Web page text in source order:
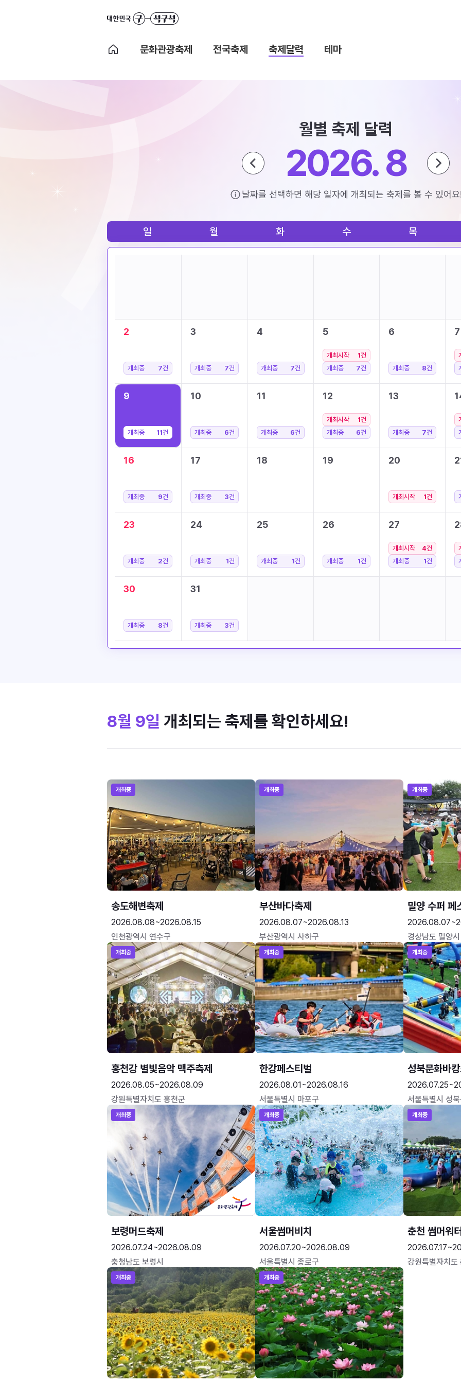
문화관광축제 전국축제 축제달력 테마
월별 축제 달력
2026. 8
날짜를 선택하면 해당 일자에 개최되는 축제를 볼 수 있어
일 월 화 수 목
2
개최중 7건
3
개최중 7건
4
개최중 7건
5
개최시작 1건
개최중
7건
6
개최중 8건
7
9
개최중 11건
10
개최중 6건
11
개최중 6건
12
개최시작 1건
개최중
6건
13
개최중 7건
16
개최중 9건
17
개최중 3건
18 19 20
개최시작 1건
23
개최중 2건
24
개최중 1건
25
개최중 1건
26
개최중 1건
27
개최시작 4건
개최중
1건
30
개최중 8건
31
개최중 3건
8월 9일 개최되는 축제를 확인하세요!
개최중
송도해변축제
2026.08.08~2026.08.15
인천광역시 연수구
개최중
부산바다축제
2026.08.07~2026.08.13
부산광역시 사하구
개최중
밀양 수퍼 페
경상남도 밀양시
개최중
홍천강 별빛음악 맥주축제
2026.08.05~2026.08.09
강원특별자치도 홍천군
개최중
한강페스티벌
2026.08.01~2026.08.16
서울특별시 마포구
개최중
성북문화바
서울특별시 성
개최중
보령머드축제
2026.07.24~2026.08.09
충청남도 보령시
개최중
서울썸머비치
2026.07.20~2026.08.09
서울특별시 종로구
개최중
춘천 썸머워
강원특별자치도
개최중 개최중